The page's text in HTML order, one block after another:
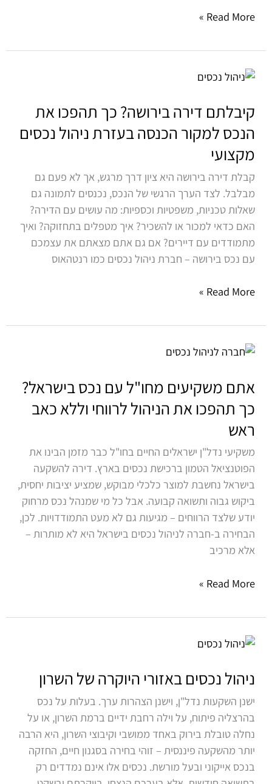
Read More »
קיבלתם דירה בירושה? כך תהפכו את
הנכס למקור הכנסה בעזרת ניהול נכסים
מקצועי
קבלת דירה בירושה היא ציון דרך מרגש, אך לא פעם גם
מבלבל. לצד הערך הרגשי של הנכס, נכנסים לתמונה גם
שאלות טכניות, משפטיות וכספיות: מה עושים עם הדירה?
האם כדאי למכור או להשכיר? איך מטפלים בתחזוקה? ואיך
מתמודדים עם דיירים? אם גם אתם מצאתם את עצמכם
עם נכס בירושה – חברת ניהול נכסים כמו רנטהאוס
קיבלתם
בירושה?
כך
תהפכו
את
הנכס
למקור
הכנסה
בעזרת
ניהול
נכסים
Read More »
אתם משקיעים מחו"ל עם נכס בישראל?
כך תהפכו את הניהול לרווחי וללא כאב
ראש
משקיעי נדל"ן ישראלים החיים בחו"ל כבר מזמן הבינו את
הפוטנציאל הטמון ברכישת נכסים בארץ. דירה להשקעה
בישראל נחשבת למוצר כלכלי מבוקש, שמציע יציבות יחסית,
ביקוש גבוה ותשואה קבועה. אבל כל מי שמנהל נכס מרחוק
יודע שלצד הרווחים – מגיעות גם לא מעט התמודדויות. לכן,
הבחירה ב-חברה לניהול נכסים בישראל היא לא מותרות –
אלא מרכיב
אתם
מחו"ל
נכס
בישראל?
כך
תהפכו
את
הניהול
לרווחי
וללא
כאב
Read More »
ניהול נכסים באזורי היוקרה של השרון
ישנן השקעות נדל"ן, וישנן הצהרות ערך. בעלות על נכס
בהרצליה פיתוח, על וילה רחבת ידיים ברמת השרון, או על
נחלה טובלת בירוק באחד ממושבי וקיבוצי השרון, היא הרבה
יותר מהשקעה פיננסית – זוהי בחירה בסגנון חיים, החזקה
בנכס אייקוני ובעל מורשת. נכסים אלו אינם נמדדים רק
ניהול
באזורי
של
השרון